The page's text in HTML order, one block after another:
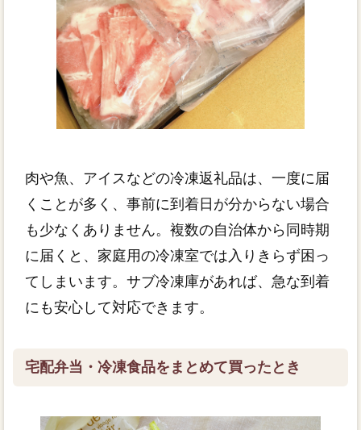
肉や魚、アイスなどの冷凍返礼品は、一度に届
くことが多く、事前に到着日が分からない場合
も少なくありません。複数の自治体から同時期
に届くと、家庭用の冷凍室では入りきらず困っ
てしまいます。サブ冷凍庫があれば、急な到着
にも安心して対応できます。
宅配弁当・冷凍食品をまとめて買ったとき